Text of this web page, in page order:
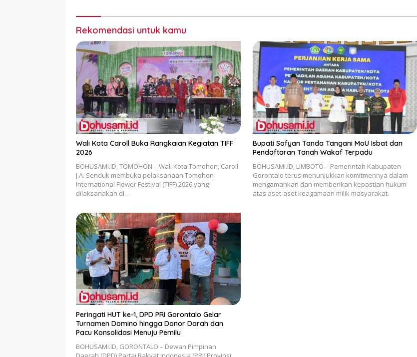
Rekomendasi untuk kamu
Wali Kota Caroll Buka Rangkaian Kegiatan TIFF
2026
BOHUSAMI.ID, TOMOHON – Wali Kota Tomohon, Caroll
J.A. Senduk membuka pelaksanaan Tomohon
International Flower Festival (TIFF) 2026 yang
dilaksanakan di…
Bupati Sofyan Tanda Tangani MoU Isbat dan
Pendaftaran Tanah Wakaf Terpadu
BOHUSAMI.ID, LIMBOTO – Pemerintah Kabupaten
Gorontalo terus menunjukkan komitmennya dalam
mengamankan dan memberikan kepastian hukum
atas aset-aset keagamaan milik masyarakat.
Peringati HUT ke-1, DPD PRI Gorontalo Gelar
Turnamen Domino hingga Donor Darah dan
Pacu Konsolidasi Menuju Pemilu
BOHUSAMI.ID, GORONTALO – Dewan Pimpinan